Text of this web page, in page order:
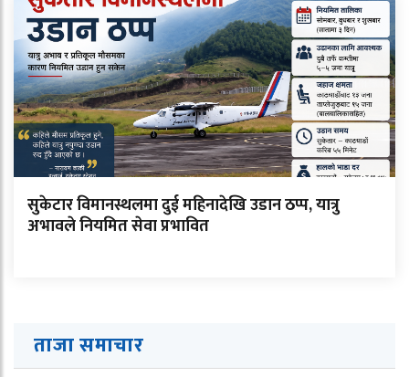
सुकेटार विमानस्थलमा दुई महिनादेखि उडान ठप्प, यात्रु
अभावले नियमित सेवा प्रभावित
ताजा समाचार